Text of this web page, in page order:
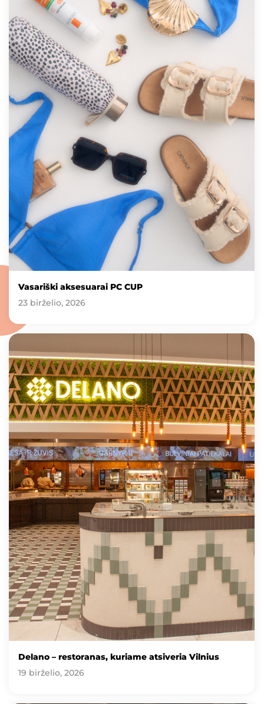
Vasariški aksesuarai PC CUP
23 birželio, 2026
Delano – restoranas, kuriame atsiveria Vilnius
19 birželio, 2026